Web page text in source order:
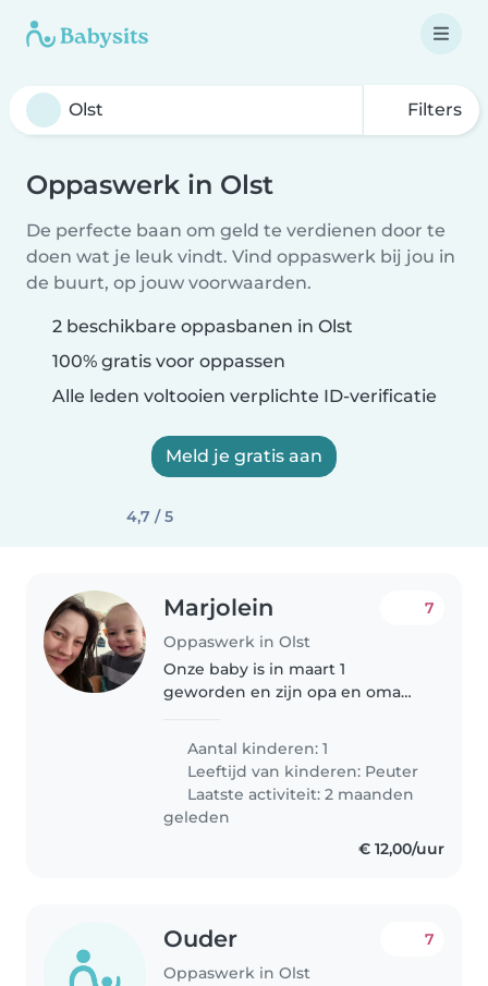
Filters
Oppaswerk in Olst
De perfecte baan om geld te verdienen door te
doen wat je leuk vindt. Vind oppaswerk bij jou in
de buurt, op jouw voorwaarden.
2 beschikbare oppasbanen in Olst
100% gratis voor oppassen
Alle leden voltooien verplichte ID-verificatie
Meld je gratis aan
4,7 / 5
Marjolein
Oppaswerk in Olst
7
Onze baby is in maart 1
geworden en zijn opa en oma
wij zijn onze oppas kwijt. En we
hebben af en toe een avond
voor onszelf nodig.
Aantal kinderen: 1
Leeftijd van kinderen: Peuter
Laatste activiteit: 2 maanden
geleden
€ 12,00/uur
Ouder
Oppaswerk in Olst
7